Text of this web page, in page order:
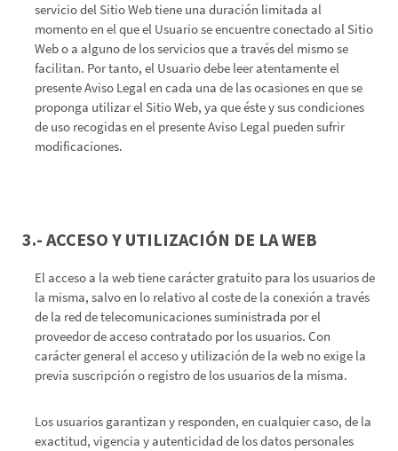
servicio del Sitio Web tiene una duración limitada al
momento en el que el Usuario se encuentre conectado al Sitio
Web o a alguno de los servicios que a través del mismo se
facilitan. Por tanto, el Usuario debe leer atentamente el
presente Aviso Legal en cada una de las ocasiones en que se
proponga utilizar el Sitio Web, ya que éste y sus condiciones
de uso recogidas en el presente Aviso Legal pueden sufrir
modificaciones.
3.- ACCESO Y UTILIZACIÓN DE LA WEB
El acceso a la web tiene carácter gratuito para los usuarios de
la misma, salvo en lo relativo al coste de la conexión a través
de la red de telecomunicaciones suministrada por el
proveedor de acceso contratado por los usuarios. Con
carácter general el acceso y utilización de la web no exige la
previa suscripción o registro de los usuarios de la misma.
Los usuarios garantizan y responden, en cualquier caso, de la
exactitud, vigencia y autenticidad de los datos personales